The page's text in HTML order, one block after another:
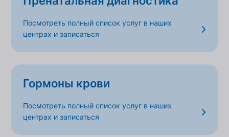
Посмотреть полный список услуг в наших
центрах и записаться
Гормоны крови
Посмотреть полный список услуг в наших
центрах и записаться